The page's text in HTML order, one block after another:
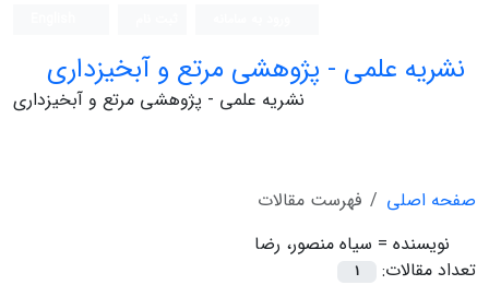
نشریه علمی - پژوهشی مرتع و آبخیزداری
نشریه علمی - پژوهشی مرتع و آبخیزداری
صفحه اصلی
فهرست مقالات
نویسنده = سیاه منصور، رضا
تعداد مقالات:
1